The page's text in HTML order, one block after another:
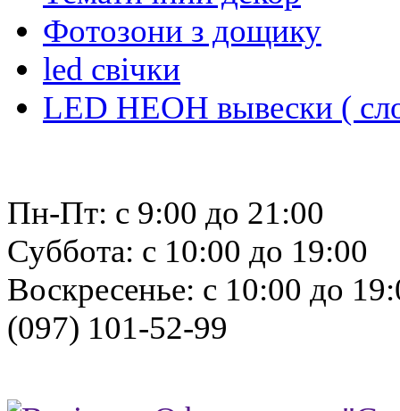
Фотозони з дощику
led свiчки
LED НЕОН вывески (
Пн-Пт: с 9:00 до 21:00
Суббота: с 10:00 до 19:00
Воскресенье: с 10:00 до
(097) 101-52-99